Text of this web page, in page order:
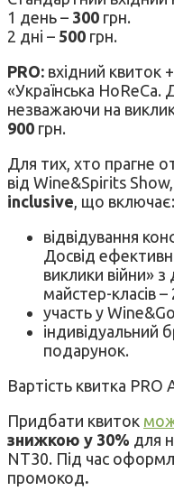
1 день – 300 грн.
2 дні – 500 грн.
PRO: вхідний квиток
«Українська HoReCa.
незважаючи на
900 грн.
Для тих, хто прагне
від Wine&Spirits
inclusive , що включає:
відвідування
Досвід
виклики війни»
майстер-класів –
участь у
індивідуальний
подарунок.
Вартість квитка PRO
Придбати квиток
знижкою у 30% для
NT30. Під час
промокод.